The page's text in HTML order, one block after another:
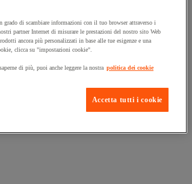
Expert
Prodotti in pronta consegna
di scambiare informazioni con il tuo browser attraverso i
partner Internet di misurare le prestazioni del nostro sito Web
ancora più personalizzati in base alle tue esigenze e una
clicca su "impostazioni cookie".
di più, puoi anche leggere la nostra politica dei cookie
Accetta tutti i cookie